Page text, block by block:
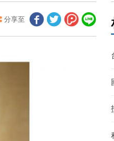
分享至